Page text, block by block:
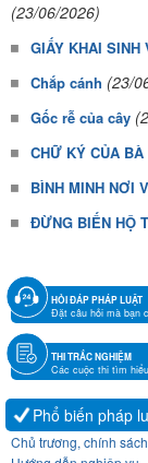
(23/06/2026)
GIẤY KHAI SINH
Chắp cánh (23/
Gốc rễ của cây
CHỮ KÝ CỦA BÀ
BÌNH MINH NƠI
ĐỪNG BIẾN HỘ
HỎI ĐÁP PHÁP LUẬT
Đặt câu hỏi mà bạn
THI TRẮC NGHIỆM
Các cuộc thi tìm
Phổ biến pháp
Chủ trương, chính sách